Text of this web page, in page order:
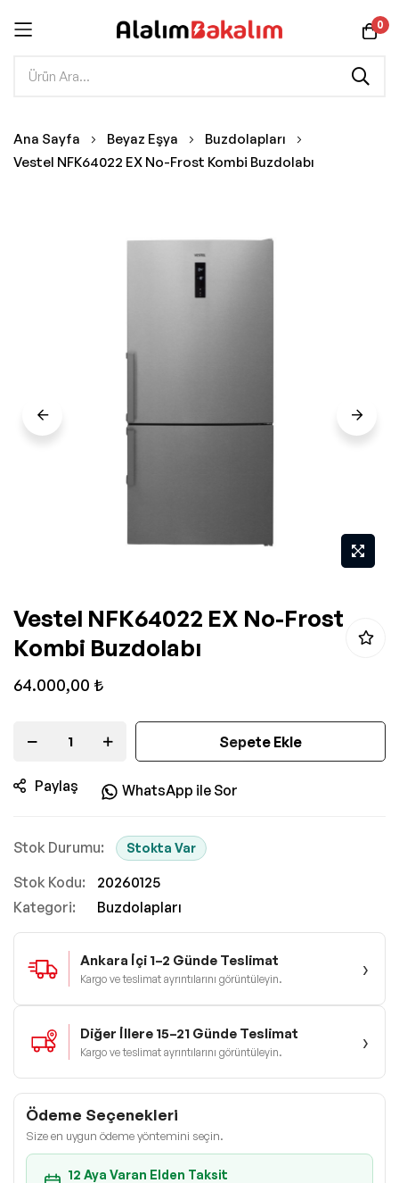
0
İçeriğe
geç
Ana Sayfa Beyaz Eşya
Buzdolapları
Vestel NFK64022 EX No-Frost Kombi Buzdolabı
galerisinin
başlangıcına
Vestel NFK64022 EX No-Frost
Kombi Buzdolabı
64.000,00 ₺
Sepete Ekle
Paylaş WhatsApp ile Sor
Stokta Var
Stok Kodu
20260125
Kategori:
Buzdolapları
Ankara İçi 1–2 Günde Teslimat
Kargo ve teslimat ayrıntılarını görüntüleyin. ›
Diğer İllere 15–21 Günde Teslimat
Kargo ve teslimat ayrıntılarını görüntüleyin. ›
Ödeme Seçenekleri
Size en uygun ödeme yöntemini seçin.
12 Aya Varan Elden Taksit